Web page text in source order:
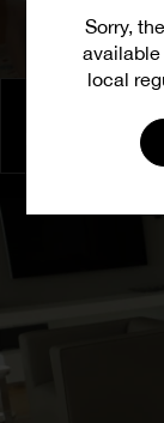
Sorry,
available
local
|